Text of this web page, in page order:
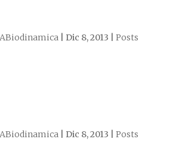
ABiodinamica| Dic 8, 2013 Posts
ABiodinamica| Dic 8, 2013 Posts